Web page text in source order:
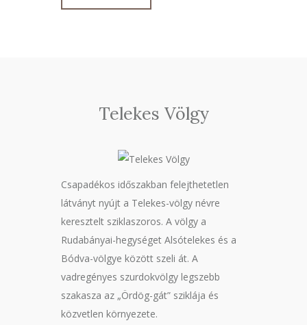
Telekes Völgy
Csapadékos időszakban felejthetetlen
látványt nyújt a Telekes-völgy névre
keresztelt sziklaszoros. A völgy a
Rudabányai-hegységet Alsótelekes és a
Bódva-völgye között szeli át. A
vadregényes szurdokvölgy legszebb
szakasza az „Ördög-gát” sziklája és
közvetlen környezete.